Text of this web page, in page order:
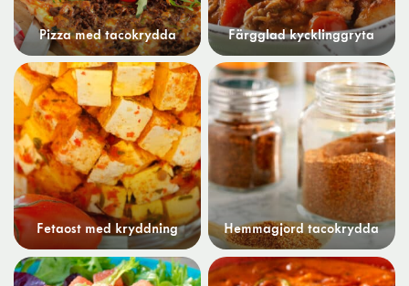
Pizza med tacokrydda Färgglad kycklinggryta
Fetaost med kryddning Hemmagjord tacokrydda